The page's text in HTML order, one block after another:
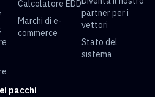
Calcolatore EDD
Marchi di e-
commerce
partner per i
vettori
Stato del
sistema
pacchi